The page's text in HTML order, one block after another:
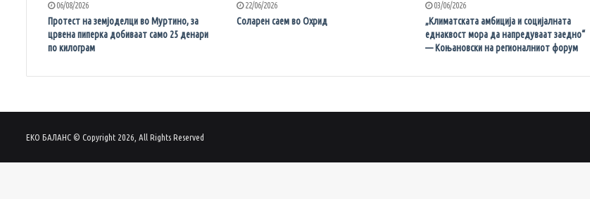
06/08/2026
Протест на земјоделци во Муртино, за
црвена пиперка добиваат само 25 денари
по килограм
22/06/2026
Соларен саем во Охрид
03/06/2026
„Климатската амбиција и социјалната
еднаквост мора да напредуваат заедно“
— Коњановски на регионалниот форум
ЕКО БАЛАНС © Copyright 2026, All Rights Reserved